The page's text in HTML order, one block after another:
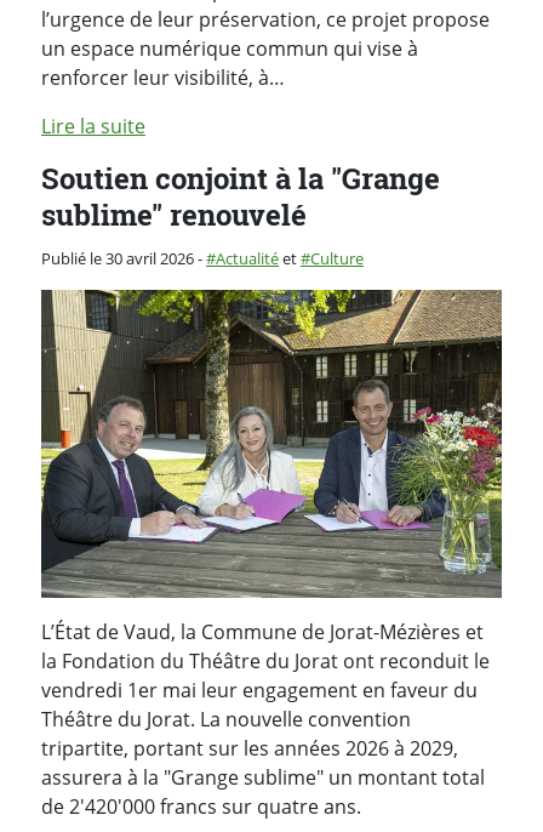
l’urgence de leur préservation, ce projet propose
un espace numérique commun qui vise à
renforcer leur visibilité, à…
Lire la suite
Soutien conjoint à la "Grange
sublime" renouvelé
Publié le 30 avril 2026-Catégorie :
Actualitéet Culture
L’État de Vaud, la Commune de Jorat-Mézières et
la Fondation du Théâtre du Jorat ont reconduit le
vendredi 1er mai leur engagement en faveur du
Théâtre du Jorat. La nouvelle convention
tripartite, portant sur les années 2026 à 2029,
assurera à la "Grange sublime" un montant total
de 2'420'000 francs sur quatre ans.